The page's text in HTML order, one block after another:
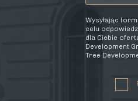
Wysyłając
celu
dla Ciebie
Development
Tree